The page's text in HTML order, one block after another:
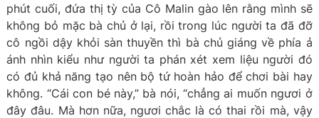
phút cuối, đứa thị tỳ của Cô Malin gào lên rằng mình sẽ
không bỏ mặc bà chủ ở lại, rồi trong lúc người ta đã đỡ
cô ngồi dậy khỏi sàn thuyền thì bà chủ giáng về phía ả
ánh nhìn kiểu như người ta phán xét xem liệu người đó
có đủ khả năng tạo nên bộ tứ hoàn hảo để chơi bài hay
không. “Cái con bé này,” bà nói, “chẳng ai muốn ngươi ở
đây đâu. Mà hơn nữa, ngươi chắc là có thai rồi mà, vậy